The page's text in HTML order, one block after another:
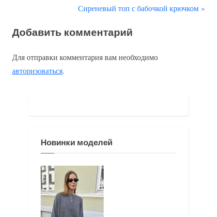
записям
д
д
у
С
е
у
а
с
ь
:
Сиреневый топ с бабочкой крючком
Добавить комментарий
Для отправки комментария вам необходимо
авторизоваться.
Новинки моделей